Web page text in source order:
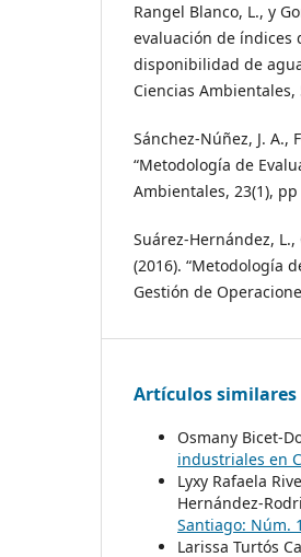
Rangel Blanco, L., y
evaluación de índices
disponibilidad de
Ciencias Ambientales,
Sánchez-Núñez, J. A.,
“Metodología de
Ambientales, 23(1), pp
Suárez-Hernández,
(2016). “Metodología
Gestión de
Artículos similares
Osmany Bicet-
industriales en
Lyxy Rafaela
Hernández-
Santiago: Núm.
Larissa Turtós